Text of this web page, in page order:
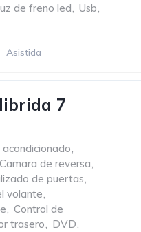
de freno led, Usb,
Asistida
7
,
Camara de reversa,
de puertas,
volante,
, Control de
trasero, DVD,